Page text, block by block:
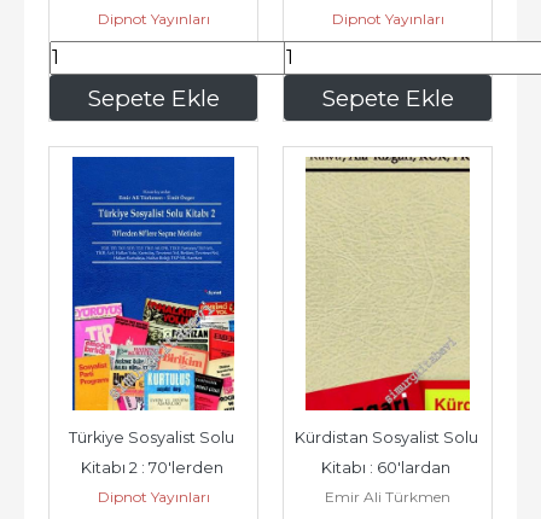
Sepete Ekle
Özger
Dipnot Yayınları
468,75 Sepete Ekle
Dipnot Yayınları
375,00
Türkiye Sosyalist Solu
Kitabı 2 : 70'lerden
80'lere Seçme Metinler
Dipnot Yayınları
Kürdistan Sosyalist Solu
Kitabı : 60'lardan
2000'lere Seçme
Emir Ali Türkmen